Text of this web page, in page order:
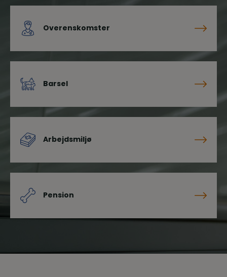
Overenskomster
Barsel
Arbejdsmiljø
Pension